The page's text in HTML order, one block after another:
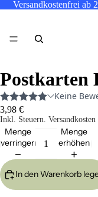
Versandkostenfrei ab
Postkarten
3,98 €
Inkl. Steuern.
Menge
verringern
Menge
erhöhen
In den Warenkorb